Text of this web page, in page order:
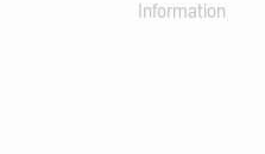
Information